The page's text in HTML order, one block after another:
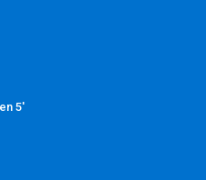
5′